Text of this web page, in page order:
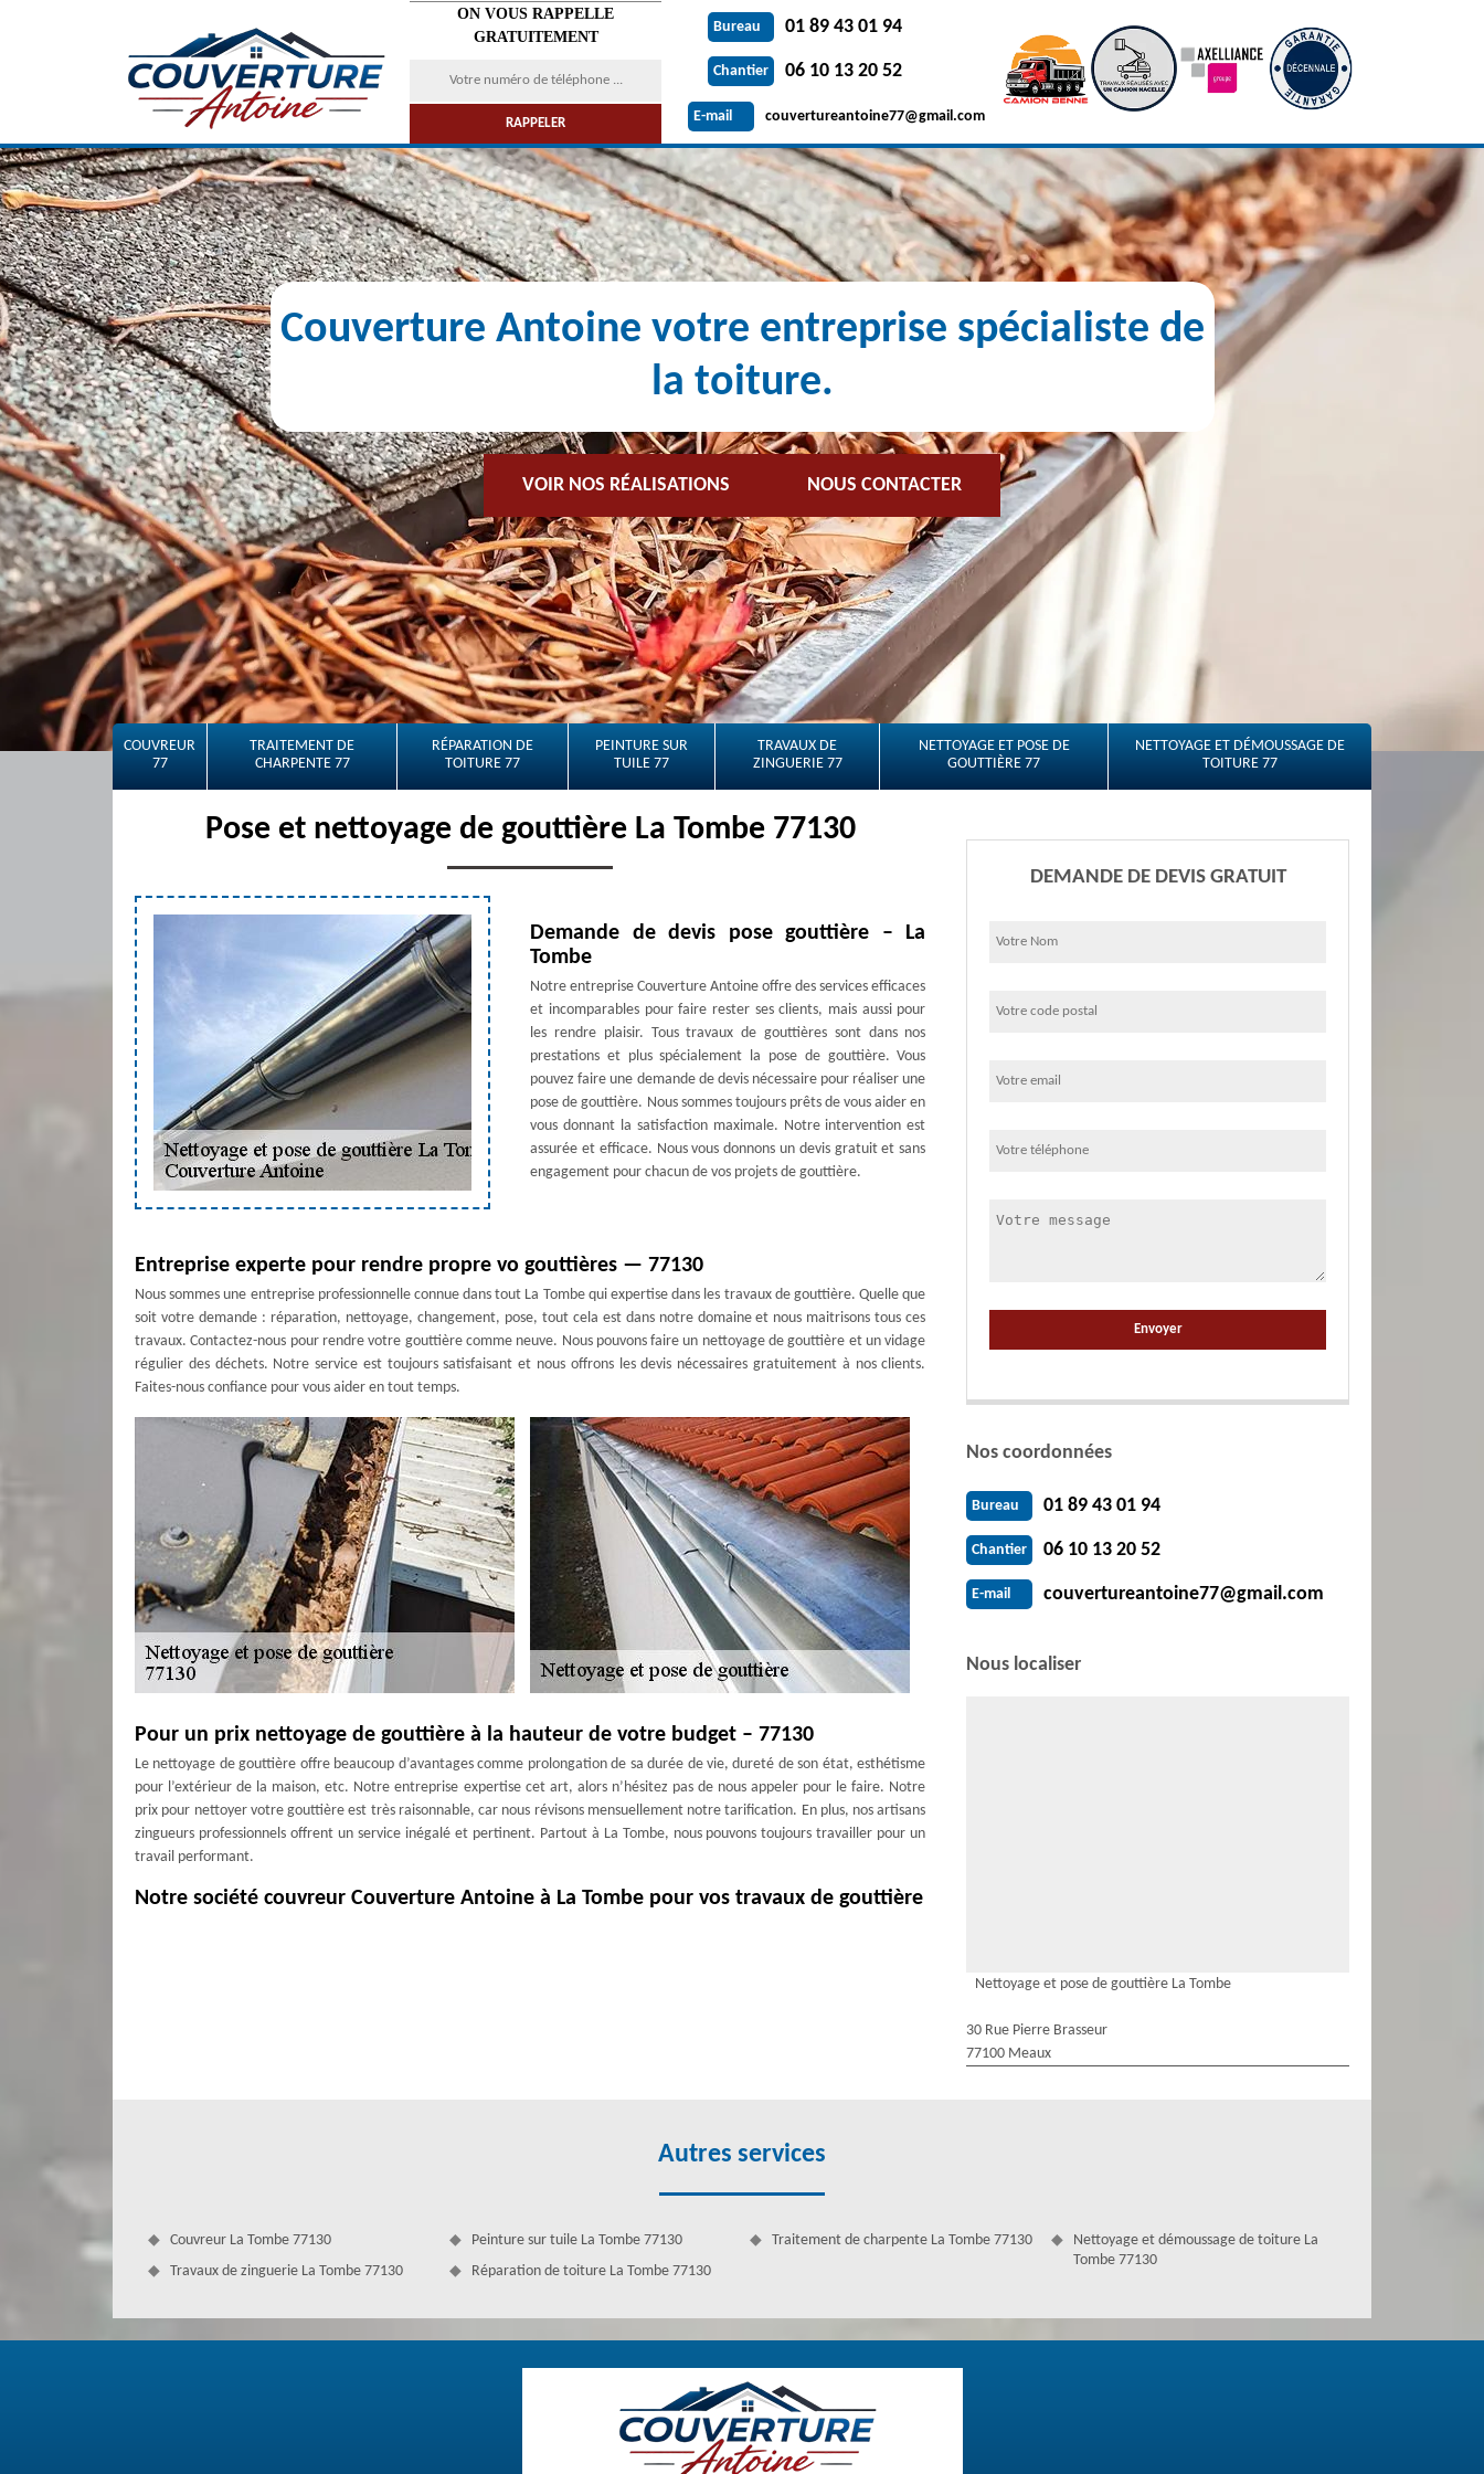
ON VOUS RAPPELLE
GRATUITEMENT
Bureau 01 89 43 01 94
Chantier 06 10 13 20 52
E-mail couvertureantoine77@gmail.com
Couverture Antoine votre entreprise spécialiste de
la toiture.
VOIR NOS RÉALISATIONS NOUS CONTACTER
COUVREUR
77
TRAITEMENT DE
CHARPENTE 77
RÉPARATION DE
TOITURE 77
PEINTURE SUR
TUILE 77
TRAVAUX DE
ZINGUERIE 77
NETTOYAGE ET POSE DE
GOUTTIÈRE 77
NETTOYAGE ET DÉMOUSSAGE DE
TOITURE 77
Pose et nettoyage de gouttière La Tombe 77130
Demande de devis pose gouttière – La
Tombe
Notre entreprise Couverture Antoine offre des services efficaces
et incomparables pour faire rester ses clients, mais aussi pour
les rendre plaisir. Tous travaux de gouttières sont dans nos
prestations et plus spécialement la pose de gouttière. Vous
pouvez faire une demande de devis nécessaire pour réaliser une
pose de gouttière. Nous sommes toujours prêts de vous aider en
vous donnant la satisfaction maximale. Notre intervention est
assurée et efficace. Nous vous donnons un devis gratuit et sans
engagement pour chacun de vos projets de gouttière.
Entreprise experte pour rendre propre vo gouttières — 77130
Nous sommes une entreprise professionnelle connue dans tout La Tombe qui expertise dans les travaux de gouttière. Quelle que
soit votre demande : réparation, nettoyage, changement, pose, tout cela est dans notre domaine et nous maitrisons tous ces
travaux. Contactez-nous pour rendre votre gouttière comme neuve. Nous pouvons faire un nettoyage de gouttière et un vidage
régulier des déchets. Notre service est toujours satisfaisant et nous offrons les devis nécessaires gratuitement à nos clients.
Faites-nous confiance pour vous aider en tout temps.
Pour un prix nettoyage de gouttière à la hauteur de votre budget – 77130
Le nettoyage de gouttière offre beaucoup d’avantages comme prolongation de sa durée de vie, dureté de son état, esthétisme
pour l’extérieur de la maison, etc. Notre entreprise expertise cet art, alors n’hésitez pas de nous appeler pour le faire. Notre
prix pour nettoyer votre gouttière est très raisonnable, car nous révisons mensuellement notre tarification. En plus, nos artisans
zingueurs professionnels offrent un service inégalé et pertinent. Partout à La Tombe, nous pouvons toujours travailler pour un
travail performant.
Notre société couvreur Couverture Antoine à La Tombe pour vos travaux de gouttière
Période de changement de gouttière – La Tombe
peuvent se répandre partout, voire à l’intérieur de vos murs. Pourtant, cela risque de créer un problème grave pour finir jusqu’à
l’effondrement du bâtiment. Il faut passer au changement de la gouttière si vous constatez qu’elle n’est plus en mesure
d’assurer sa responsabilité. Notre entreprise Couverture Antoine réalise ce travail si vous avez prévu ce type de projet.
DEMANDE DE DEVIS GRATUIT
Nos coordonnées
Bureau 01 89 43 01 94
Chantier 06 10 13 20 52
E-mail couvertureantoine77@gmail.com
Nous localiser
Nettoyage et pose de gouttière La Tombe
30 Rue Pierre Brasseur
77100 Meaux
Autres services
Couvreur La Tombe 77130
Travaux de zinguerie La Tombe 77130
Peinture sur tuile La Tombe 77130
Réparation de toiture La Tombe 77130
Traitement de charpente La Tombe 77130
Nettoyage et démoussage de toiture La
Tombe 77130